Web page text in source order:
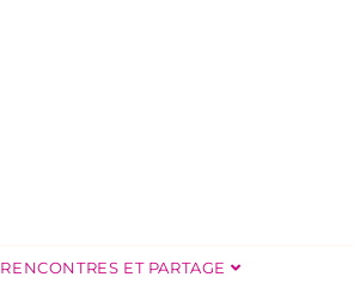
RENCONTRES ET PARTAGE